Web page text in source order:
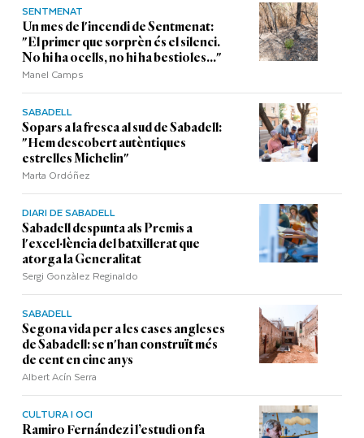
SENTMENAT
Un mes de l'incendi de Sentmenat:
"El primer que sorprèn és el silenci.
No hi ha ocells, no hi ha bestioles..."
Manel Camps
SABADELL
Sopars a la fresca al sud de Sabadell:
"Hem descobert autèntiques
estrelles Michelin"
Marta Ordóñez
DIARI DE SABADELL
Sabadell despunta als Premis a
l'excel·lència del batxillerat que
atorga la Generalitat
Sergi Gonzàlez Reginaldo
SABADELL
Segona vida per a les cases angleses
de Sabadell: se n'han construït més
de cent en cinc anys
Albert Acín Serra
CULTURA I OCI
Ramiro Fernández i l’estudi on fa